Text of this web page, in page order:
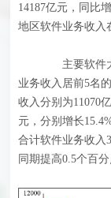
14187亿元，同比
地区软件业务收入
主要软件大
业务收入居前5名
收入分别为11070
元，分别增长
合计软件业务收入
同期提高0.5个百分